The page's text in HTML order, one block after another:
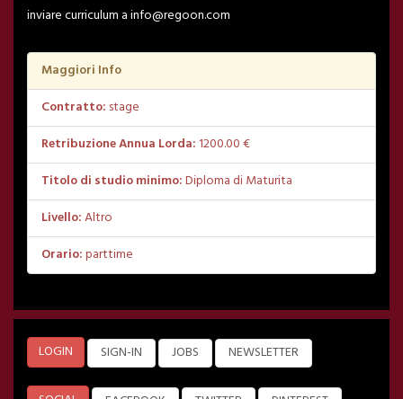
inviare curriculum a info@regoon.com
Maggiori Info
Contratto: stage
Retribuzione Annua Lorda: 1200.00 €
Titolo di studio minimo:Diploma di Maturita
Livello:Altro
Orario:parttime
LOGIN SIGN-IN JOBS NEWSLETTER